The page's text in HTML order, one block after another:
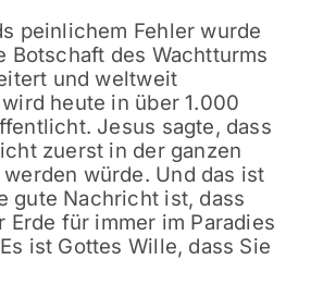
peinlichem Fehler wurde
Botschaft des Wachtturms
und weltweit
heute in über 1.000
Jesus sagte, dass
zuerst in der ganzen
würde. Und das ist
gute Nachricht ist, dass
Erde für immer im Paradies
ist Gottes Wille, dass Sie